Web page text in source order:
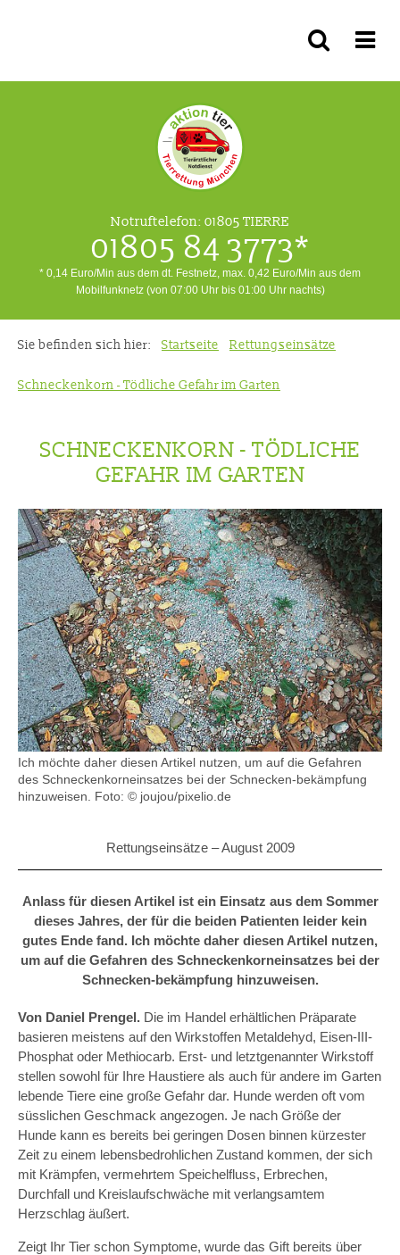
Notruftelefon: 01805 TIERRE
01805 84 3773*
* 0,14 Euro/Min aus dem dt. Festnetz, max. 0,42 Euro/Min aus dem
Mobilfunknetz (von 07:00 Uhr bis 01:00 Uhr nachts)
Sie befinden sich hier: Startseite Rettungseinsätze
Schneckenkorn - Tödliche Gefahr im Garten
SCHNECKENKORN - TÖDLICHE
GEFAHR IM GARTEN
Ich möchte daher diesen Artikel nutzen, um auf die Gefahren
des Schneckenkorneinsatzes bei der Schnecken-bekämpfung
hinzuweisen. Foto: © joujou/pixelio.de
Rettungseinsätze –August 2009
Anlass für diesen Artikel ist ein Einsatz aus dem Sommer
dieses Jahres, der für die beiden Patienten leider kein
gutes Ende fand. Ich möchte daher diesen Artikel nutzen,
um auf die Gefahren des Schneckenkorneinsatzes bei der
Schnecken-bekämpfung hinzuweisen.
Von Daniel Prengel. Die im Handel erhältlichen Präparate
basieren meistens auf den Wirkstoffen Metaldehyd, Eisen-III-
Phosphat oder Methiocarb. Erst- und letztgenannter Wirkstoff
stellen sowohl für Ihre Haustiere als auch für andere im Garten
lebende Tiere eine große Gefahr dar. Hunde werden oft vom
süsslichen Geschmack angezogen. Je nach Größe der
Hunde kann es bereits bei geringen Dosen binnen kürzester
Zeit zu einem lebensbedrohlichen Zustand kommen, der sich
mit Krämpfen, vermehrtem Speichelfluss, Erbrechen,
Durchfall und Kreislaufschwäche mit verlangsamtem
Herzschlag äußert.
Zeigt Ihr Tier schon Symptome, wurde das Gift bereits über